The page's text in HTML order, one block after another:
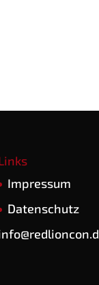
Impres­sum
Daten­schutz